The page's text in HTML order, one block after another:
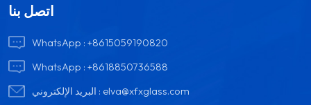
اتصل بنا
WhatsApp :+8615059190820
WhatsApp :+8618850736588
البريد الإلكتروني : elva@xfxglass.com